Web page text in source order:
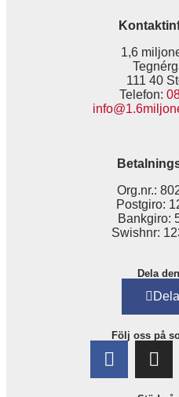
1,6
111 40
Telefon:
Org.nr.:
Postgiro:
Bankgiro:
Swishnr:
Dela
Följ oss på